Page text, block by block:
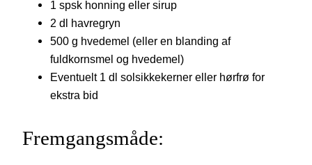
1 spsk honning eller sirup
2 dl havregryn
500 g hvedemel (eller en blanding af
fuldkornsmel og hvedemel)
Eventuelt 1 dl solsikkekerner eller hørfrø for
ekstra bid
Fremgangsmåde: